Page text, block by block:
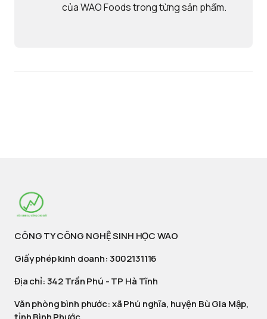
của WAO Foods trong từng sản phẩm.
CÔNG TY CÔNG NGHỆ SINH HỌC WAO
Giấy phép kinh doanh: 3002131116
Địa chỉ: 342 Trần Phú - TP Hà Tĩnh
Văn phòng bình phước: xã Phú nghĩa, huyện Bù Gia Mập,